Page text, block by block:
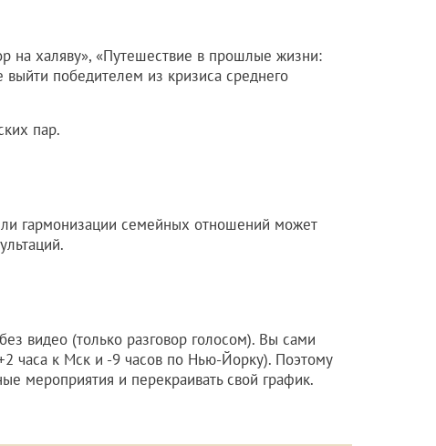
на халяву», «Путешествие в прошлые жизни:
победителем из кризиса среднего
пар.
гармонизации семейных отношений может
видео (только разговор голосом). Вы сами
часа к Мск и -9 часов по Нью-Йорку). Поэтому
мероприятия и перекраивать свой график.